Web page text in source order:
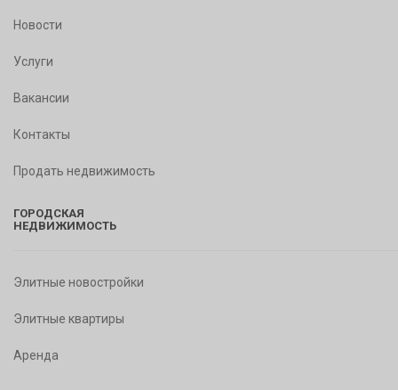
Новости
Услуги
Вакансии
Контакты
Продать недвижимость
ГОРОДСКАЯ
НЕДВИЖИМОСТЬ
Элитные новостройки
Элитные квартиры
Аренда